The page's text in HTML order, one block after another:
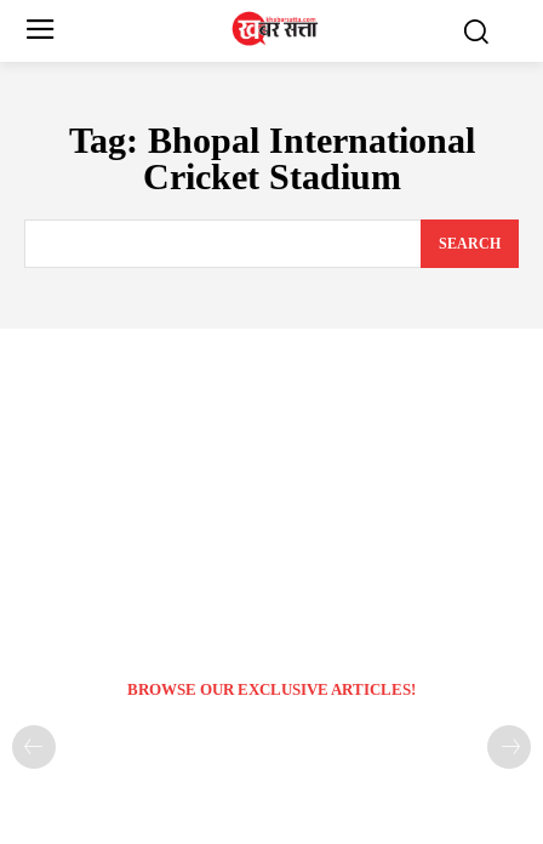
Tag: Bhopal International
Cricket Stadium
SEARCH
BROWSE OUR EXCLUSIVE ARTICLES!